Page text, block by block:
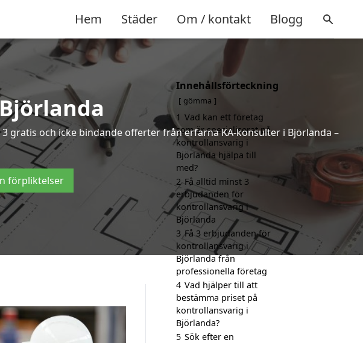
Hem Städer Om / kontakt Blogg
och icke bindande offerter från erfarna KA-konsulter i Björlanda –
förpliktelser
Innehållsförteckning
gömma
1 Vad kan ett företag
som är specialiserat på
kontrollansvarig i
Björlanda hjälpa till
med?
2 Få alltid minst 3
erbjudanden för
kontrollansvarig i
Björlanda
3 Få 3 erbjudanden för
kontrollansvarig i
Björlanda från
professionella företag
4 Vad hjälper till att
bestämma priset på
kontrollansvarig i
Björlanda?
5 Sök efter en